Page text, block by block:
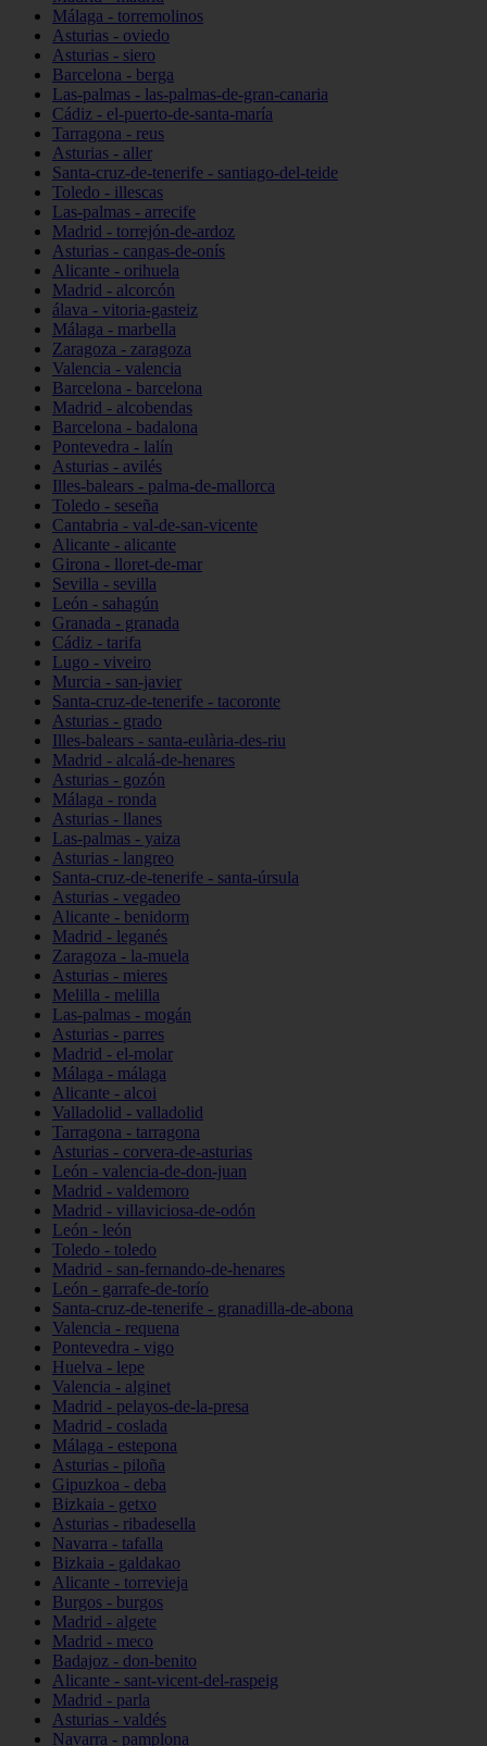
Málaga - torremolinos
Asturias - oviedo
Asturias - siero
Barcelona - berga
Las-palmas - las-palmas-de-gran-canaria
Cádiz - el-puerto-de-santa-maría
Tarragona - reus
Asturias - aller
Santa-cruz-de-tenerife - santiago-del-teide
Toledo - illescas
Las-palmas - arrecife
Madrid - torrejón-de-ardoz
Asturias - cangas-de-onís
Alicante - orihuela
Madrid - alcorcón
álava - vitoria-gasteiz
Málaga - marbella
Zaragoza - zaragoza
Valencia - valencia
Barcelona - barcelona
Madrid - alcobendas
Barcelona - badalona
Pontevedra - lalín
Asturias - avilés
Illes-balears - palma-de-mallorca
Toledo - seseña
Cantabria - val-de-san-vicente
Alicante - alicante
Girona - lloret-de-mar
Sevilla - sevilla
León - sahagún
Granada - granada
Cádiz - tarifa
Lugo - viveiro
Murcia - san-javier
Santa-cruz-de-tenerife - tacoronte
Asturias - grado
Illes-balears - santa-eulària-des-riu
Madrid - alcalá-de-henares
Asturias - gozón
Málaga - ronda
Asturias - llanes
Las-palmas - yaiza
Asturias - langreo
Santa-cruz-de-tenerife - santa-úrsula
Asturias - vegadeo
Alicante - benidorm
Madrid - leganés
Zaragoza - la-muela
Asturias - mieres
Melilla - melilla
Las-palmas - mogán
Asturias - parres
Madrid - el-molar
Málaga - málaga
Alicante - alcoi
Valladolid - valladolid
Tarragona - tarragona
Asturias - corvera-de-asturias
León - valencia-de-don-juan
Madrid - valdemoro
Madrid - villaviciosa-de-odón
León - león
Toledo - toledo
Madrid - san-fernando-de-henares
León - garrafe-de-torío
Santa-cruz-de-tenerife - granadilla-de-abona
Valencia - requena
Pontevedra - vigo
Huelva - lepe
Valencia - alginet
Madrid - pelayos-de-la-presa
Madrid - coslada
Málaga - estepona
Asturias - piloña
Gipuzkoa - deba
Bizkaia - getxo
Asturias - ribadesella
Navarra - tafalla
Bizkaia - galdakao
Alicante - torrevieja
Burgos - burgos
Madrid - algete
Madrid - meco
Badajoz - don-benito
Alicante - sant-vicent-del-raspeig
Madrid - parla
Asturias - valdés
Navarra - pamplona